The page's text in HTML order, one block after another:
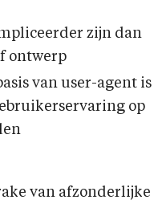
zijn dan
ontwerp
van user-agent is
op
van afzonderlijke